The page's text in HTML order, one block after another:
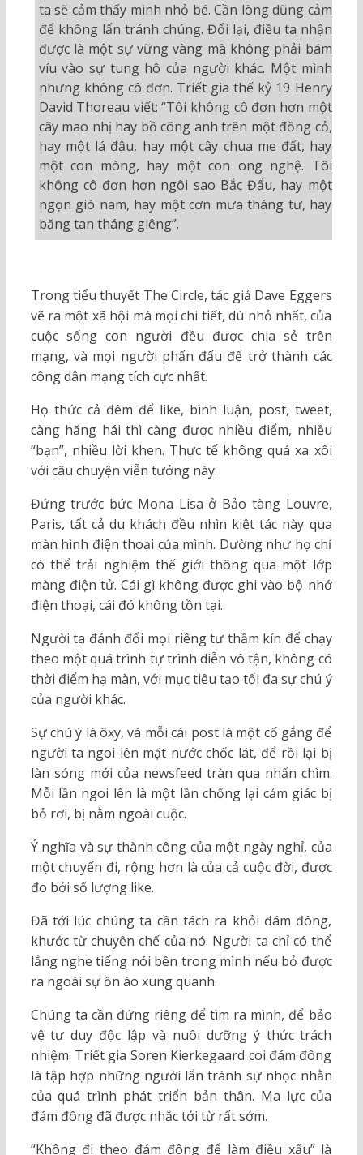
ta sẽ cảm thấy mình nhỏ bé. Cần lòng dũng cảm
để không lẩn tránh chúng. Đổi lại, điều ta nhận
được là một sự vững vàng mà không phải bám
víu vào sự tung hô của người khác. Một mình
nhưng không cô đơn. Triết gia thế kỷ 19 Henry
David Thoreau viết: “Tôi không cô đơn hơn một
cây mao nhị hay bồ công anh trên một đồng cỏ,
hay một lá đậu, hay một cây chua me đất, hay
một con mòng, hay một con ong nghệ. Tôi
không cô đơn hơn ngôi sao Bắc Đẩu, hay một
ngọn gió nam, hay một cơn mưa tháng tư, hay
băng tan tháng giêng”.
Trong tiểu thuyết The Circle, tác giả Dave Eggers
vẽ ra một xã hội mà mọi chi tiết, dù nhỏ nhất, của
cuộc sống con người đều được chia sẻ trên
mạng, và mọi người phấn đấu để trở thành các
công dân mạng tích cực nhất.
Họ thức cả đêm để like, bình luận, post, tweet,
càng hăng hái thì càng được nhiều điểm, nhiều
“bạn”, nhiều lời khen. Thực tế không quá xa xôi
với câu chuyện viễn tưởng này.
Đứng trước bức Mona Lisa ở Bảo tàng Louvre,
Paris, tất cả du khách đều nhìn kiệt tác này qua
màn hình điện thoại của mình. Dường như họ chỉ
có thể trải nghiệm thế giới thông qua một lớp
màng điện tử. Cái gì không được ghi vào bộ nhớ
điện thoại, cái đó không tồn tại.
Người ta đánh đổi mọi riêng tư thầm kín để chạy
theo một quá trình tự trình diễn vô tận, không có
thời điểm hạ màn, với mục tiêu tạo tối đa sự chú ý
của người khác.
Sự chú ý là ôxy, và mỗi cái post là một cố gắng để
người ta ngoi lên mặt nước chốc lát, để rồi lại bị
làn sóng mới của newsfeed tràn qua nhấn chìm.
Mỗi lần ngoi lên là một lần chống lại cảm giác bị
bỏ rơi, bị nằm ngoài cuộc.
Ý nghĩa và sự thành công của một ngày nghỉ, của
một chuyến đi, rộng hơn là của cả cuộc đời, được
đo bởi số lượng like.
Đã tới lúc chúng ta cần tách ra khỏi đám đông,
khước từ chuyên chế của nó. Người ta chỉ có thể
lắng nghe tiếng nói bên trong mình nếu bỏ được
ra ngoài sự ồn ào xung quanh.
Chúng ta cần đứng riêng để tìm ra mình, để bảo
vệ tư duy độc lập và nuôi dưỡng ý thức trách
nhiệm. Triết gia Soren Kierkegaard coi đám đông
là tập hợp những người lẩn tránh sự nhọc nhằn
của quá trình phát triển bản thân. Ma lực của
đám đông đã được nhắc tới từ rất sớm.
“Không đi theo đám đông để làm điều xấu” là